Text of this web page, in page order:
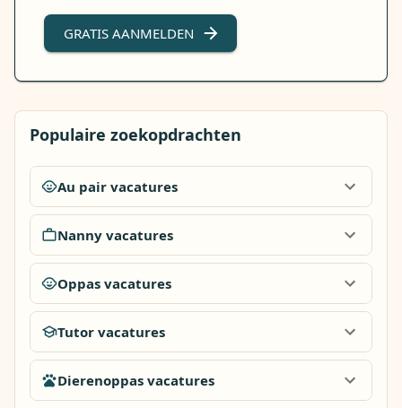
GRATIS AANMELDEN
Populaire zoekopdrachten
Au pair vacatures
Nanny vacatures
Oppas vacatures
Tutor vacatures
Dierenoppas vacatures